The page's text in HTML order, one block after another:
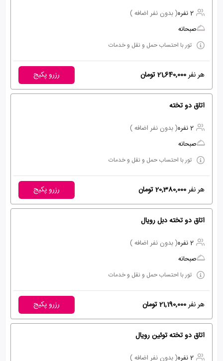
2 نفره
( بدون نفر اضافه )
صبحانه
تور با احتساب حمل و نقل و خدمات
هر نفر21,640,000 تومان رزرو پکیج
اتاق دو تخته
2 نفره
( بدون نفر اضافه )
صبحانه
تور با احتساب حمل و نقل و خدمات
هر نفر20,380,000 تومان رزرو پکیج
اتاق دو تخته دبل رویال
2 نفره
( بدون نفر اضافه )
صبحانه
تور با احتساب حمل و نقل و خدمات
هر نفر21,190,000 تومان رزرو پکیج
اتاق دو تخته توئین رویال
2 نفره
( بدون نفر اضافه )